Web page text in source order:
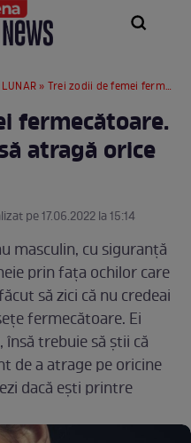
LUNAR » Trei zodii de femei fermecătoare. Ele sunt născute să atragă orice bărbat
fermecătoare.
atragă orice
pe 17.06.2022 la 15:14
masculin, cu siguranță
prin fața ochilor care
să zici că nu credeai
fermecătoare. Ei
trebuie să știi că
de a atrage pe oricine
dacă ești printre